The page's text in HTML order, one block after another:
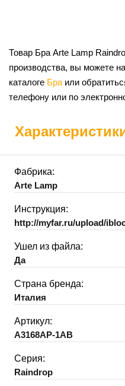
Товар Бра Arte Lamp
производства, вы можете
каталоге Бра или
телефону или по
Фабрика:
Arte Lamp
Инструкция:
http://myfar.ru/upload/
Ушел из файла:
Да
Страна бренда:
Италия
Артикул:
A3168AP-1AB
Серия:
Raindrop